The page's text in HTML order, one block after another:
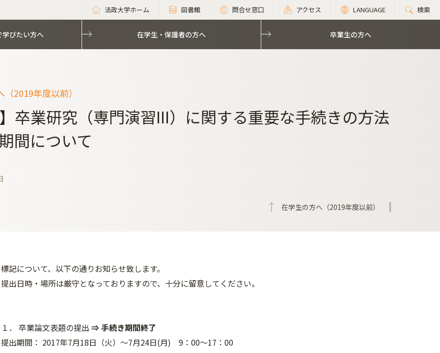
法政大学ホーム 図書館 問合せ窓口 アクセス LANGUAGE 検索
びたい方へ 在学生・保護者の方へ 卒業生の方へ
2019年度以前）
卒業研究（専門演習III）に関する重要な手続きの方法
間について
在学生の方へ（2019年度以前）
標記について、以下の通りお知らせ致します。
提出日時・場所は厳守となっておりますので、十分に留意してください。
１． 卒業論文表題の提出 ⇒ 手続き期間終了
提出期間： 2017年7月18日（火）～7月24日(月) 9：00～17：00